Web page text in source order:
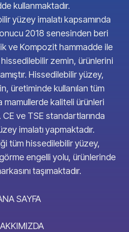
kullanmaktadır.
yüzey imalatı kapsamında
2018 senesinden beri
ve Kompozit hammadde ile
zemin, ürünlerini
Hissedilebilir yüzey,
üretiminde kullanılan tüm
mamullerde kaliteli ürünleri
ve TSE standartlarında
imalatı yapmaktadır.
tüm hissedilebilir yüzey,
engelli yolu, ürünlerinde
taşımaktadır.
SAYFA